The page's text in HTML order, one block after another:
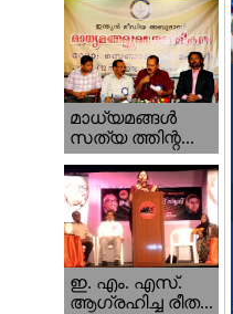
മാധ്യമങ്ങള്‍
സത്യ ത്തിന്റ...
ഇ. എം. എസ്.
ആഗ്രഹിച്ച രീത...